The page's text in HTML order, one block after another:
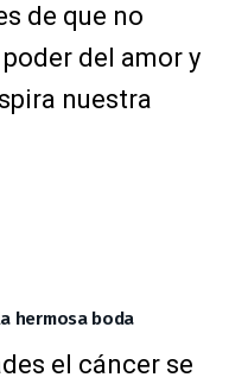
de que no
del amor y
nuestra
hermosa boda
el cáncer se